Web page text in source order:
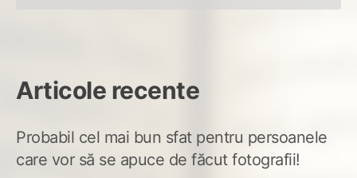
Articole recente
Probabil cel mai bun sfat pentru persoanele
care vor să se apuce de făcut fotografii!